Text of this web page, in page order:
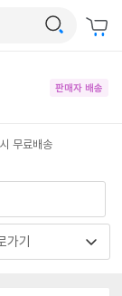
판매자 배송
무료배송